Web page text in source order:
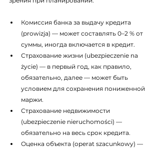
Комиссия банка за выдачу кредита
(prowizja) — может составлять 0–2 % от
суммы, иногда включается в кредит.
Страхование жизни (ubezpieczenie na
życie) — в первый год, как правило,
обязательно, далее — может быть
условием для сохранения пониженной
маржи.
Страхование недвижимости
(ubezpieczenie nieruchomości) —
обязательно на весь срок кредита.
Оценка объекта (operat szacunkowy) —